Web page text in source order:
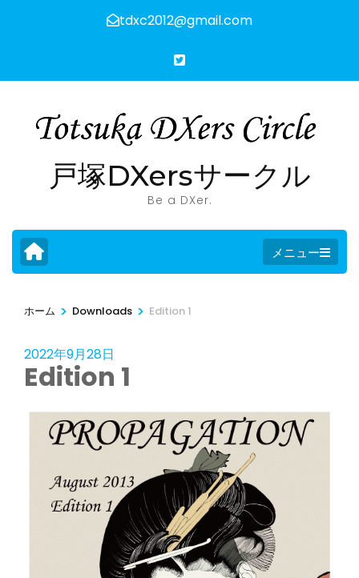
ン
(Enter
tdxc2012@gmail.com
戸塚DXersサークル
Be a DXer.
メニュー
ホーム > Downloads > Edition 1
2022年9月28日
Edition 1